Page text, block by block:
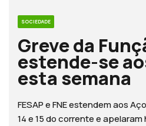
SOCIEDADE
Greve da
estende-se
esta semana
FESAP e FNE estendem aos
14 e 15 do corrente e